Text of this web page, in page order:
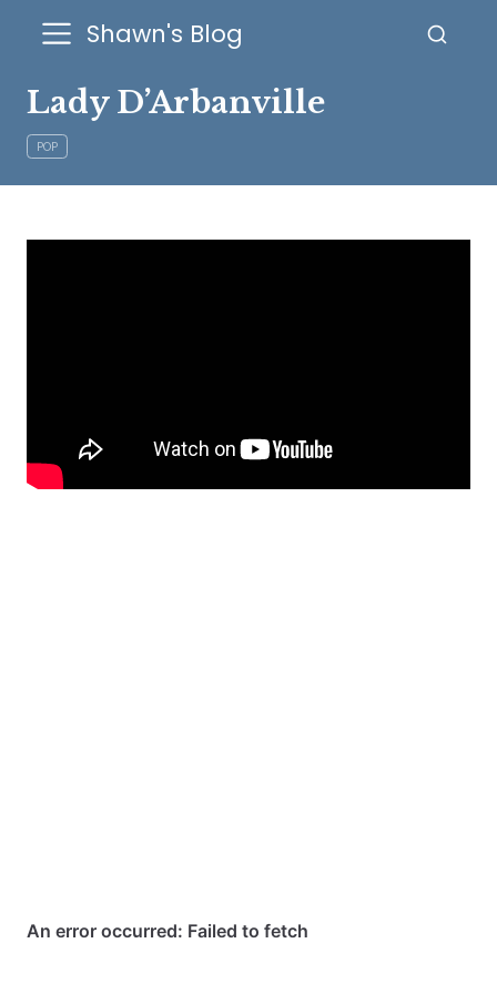
Shawn's Blog
Lady D’Arbanville
POP